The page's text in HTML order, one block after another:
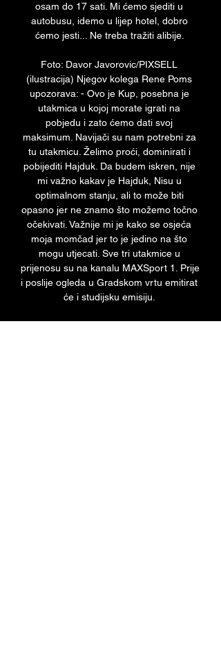
osam do 17 sati. Mi ćemo sjediti u
autobusu, idemo u lijep hotel, dobro
ćemo jesti... Ne treba tražiti alibije.
Foto: Davor Javorovic/PIXSELL
(ilustracija) Njegov kolega Rene Poms
upozorava: - Ovo je Kup, posebna je
utakmica u kojoj morate igrati na
pobjedu i zato ćemo dati svoj
maksimum. Navijači su nam potrebni za
tu utakmicu. Želimo proći, dominirati i
pobijediti Hajduk. Da budem iskren, nije
mi važno kakav je Hajduk, Nisu u
optimalnom stanju, ali to može biti
opasno jer ne znamo što možemo točno
očekivati. Važnije mi je kako se osjeća
moja momčad jer to je jedino na što
mogu utjecati. Sve tri utakmice u
prijenosu su na kanalu MAXSport 1. Prije
i poslije ogleda u Gradskom vrtu emitirat
će i studijsku emisiju.